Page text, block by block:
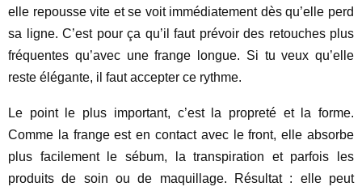
elle repousse vite et se voit immédiatement dès qu’elle perd
sa ligne. C’est pour ça qu’il faut prévoir des retouches plus
fréquentes qu’avec une frange longue. Si tu veux qu’elle
reste élégante, il faut accepter ce rythme.
Le point le plus important, c’est la propreté et la forme.
Comme la frange est en contact avec le front, elle absorbe
plus facilement le sébum, la transpiration et parfois les
produits de soin ou de maquillage. Résultat : elle peut